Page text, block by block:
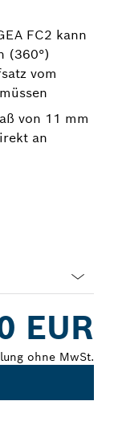
FC2 kann
(360°)
vom
von 11 mm
an
EUR
ohne MwSt.